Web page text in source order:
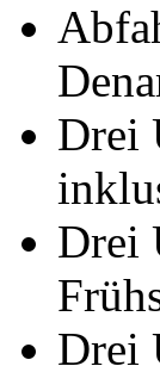
Drei
Drei
Drei